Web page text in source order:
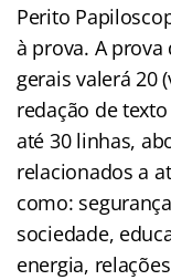
Perito
à prova. A
gerais valerá 20
redação de
até 30 linhas,
relacionados a
como:
sociedade,
energia,